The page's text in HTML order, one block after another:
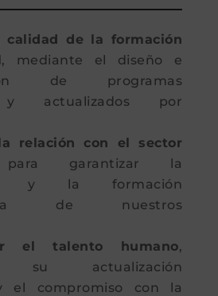
calidad de la formación
, mediante el diseño e
de programas
y actualizados por
relación con el sector
garantizar la
y la formación
de nuestros
el talento humano,
su actualización
el compromiso con la